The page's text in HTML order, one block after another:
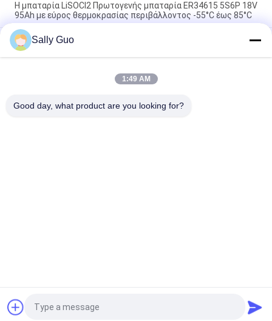
Η μπαταρία LiSOCl2 Πρωτογενής μπαταρία ER34615 5S6P 18V
95Ah με εύρος θερμοκρασίας περιβάλλοντος -55°C έως 85°C
Μη επαναφορτιζόμενη μεγάλη θερμοκρασία 3.6V ER34615
19000mAh μπαταρία LiSOCl2 για έξυπνο κλειδί ποδηλάτου
πόλης
Μη - επαναφορτιζόμενη μπαταρία 3.6V LiSOCL2 ER26500 9AH
Αίτηση κράτησης
Sally Guo
1:49 AM
Good day, what product are you looking for?